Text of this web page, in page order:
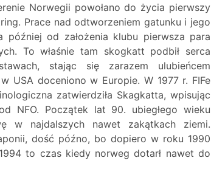
Norwegii powołano do życia pierwszy
Prace nad odtworzeniem gatunku i jego
od założenia klubu pierwsza para
To właśnie tam skogkatt podbił serca
stając się zarazem ulubieńcem
USA doceniono w Europie. W 1977 r. FIFe
zatwierdziła Skagkatta, wpisując
NFO. Początek lat 90. ubiegłego wieku
w najdalszych nawet zakątkach ziemi.
dość późno, bo dopiero w roku 1990
to czas kiedy norweg dotarł nawet do